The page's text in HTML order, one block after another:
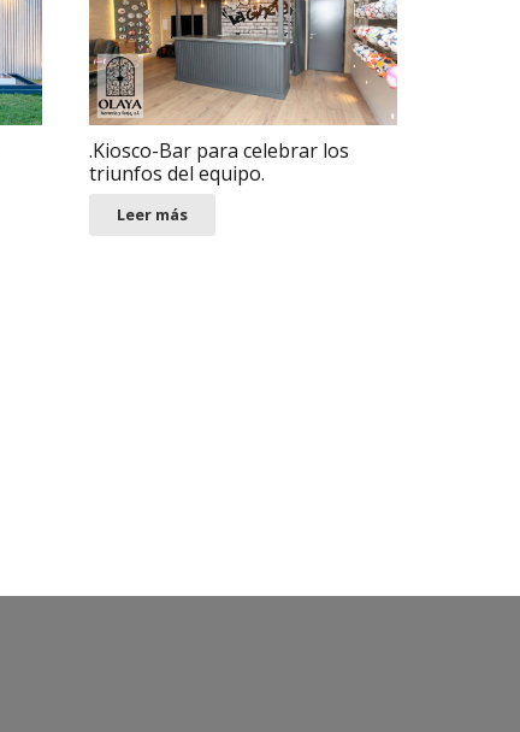
.Kiosco-Bar para celebrar los
triunfos del equipo.
Leer más